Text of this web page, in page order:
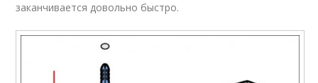
заканчивается довольно быстро.